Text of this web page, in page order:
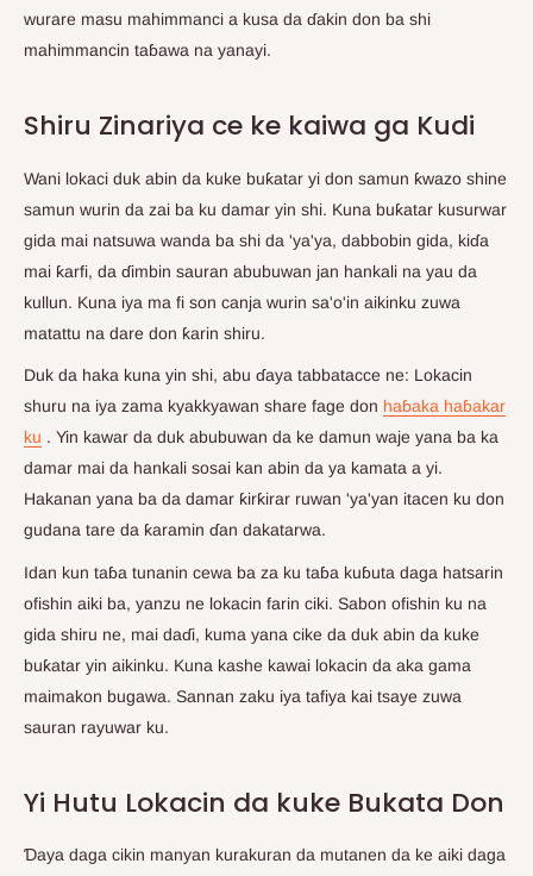
wurare masu mahimmanci a kusa da ɗakin don ba shi
mahimmancin taɓawa na yanayi.
Shiru Zinariya ce ke kaiwa ga Kudi
Wani lokaci duk abin da kuke buƙatar yi don samun ƙwazo shine
samun wurin da zai ba ku damar yin shi. Kuna buƙatar kusurwar
gida mai natsuwa wanda ba shi da 'ya'ya, dabbobin gida, kiɗa
mai ƙarfi, da ɗimbin sauran abubuwan jan hankali na yau da
kullun. Kuna iya ma fi son canja wurin sa'o'in aikinku zuwa
matattu na dare don ƙarin shiru.
Duk da haka kuna yin shi, abu ɗaya tabbatacce ne: Lokacin
shuru na iya zama kyakkyawan share fage don haɓaka haɓakar
ku . Yin kawar da duk abubuwan da ke damun waje yana ba ka
damar mai da hankali sosai kan abin da ya kamata a yi.
Hakanan yana ba da damar ƙirƙirar ruwan 'ya'yan itacen ku don
gudana tare da ƙaramin ɗan dakatarwa.
Idan kun taɓa tunanin cewa ba za ku taɓa kuɓuta daga hatsarin
ofishin aiki ba, yanzu ne lokacin farin ciki. Sabon ofishin ku na
gida shiru ne, mai daɗi, kuma yana cike da duk abin da kuke
buƙatar yin aikinku. Kuna kashe kawai lokacin da aka gama
maimakon bugawa. Sannan zaku iya tafiya kai tsaye zuwa
sauran rayuwar ku.
Yi Hutu Lokacin da kuke Bukata Don
Ɗaya daga cikin manyan kurakuran da mutanen da ke aiki daga